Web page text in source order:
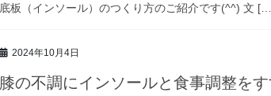
底板（インソール）のつくり方のご紹介です(^^) 文
2024年10月4日
膝の不調にインソールと食事調整を